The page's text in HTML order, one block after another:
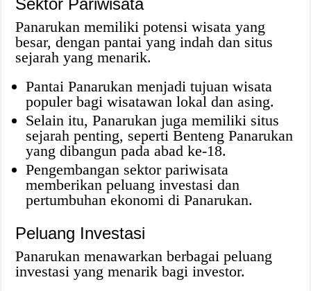
Sektor Pariwisata
Panarukan memiliki potensi wisata yang
besar, dengan pantai yang indah dan situs
sejarah yang menarik.
Pantai Panarukan menjadi tujuan wisata
populer bagi wisatawan lokal dan asing.
Selain itu, Panarukan juga memiliki situs
sejarah penting, seperti Benteng Panarukan
yang dibangun pada abad ke-18.
Pengembangan sektor pariwisata
memberikan peluang investasi dan
pertumbuhan ekonomi di Panarukan.
Peluang Investasi
Panarukan menawarkan berbagai peluang
investasi yang menarik bagi investor.